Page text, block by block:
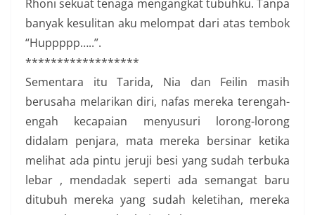
Rhoni sekuat tenaga mengangkat tubuhku. Tanpa
banyak kesulitan aku melompat dari atas tembok
“Huppppp…..”.
******************
Sementara itu Tarida, Nia dan Feilin masih
berusaha melarikan diri, nafas mereka terengah-
engah kecapaian menyusuri lorong-lorong
didalam penjara, mata mereka bersinar ketika
melihat ada pintu jeruji besi yang sudah terbuka
lebar , mendadak seperti ada semangat baru
ditubuh mereka yang sudah keletihan, mereka